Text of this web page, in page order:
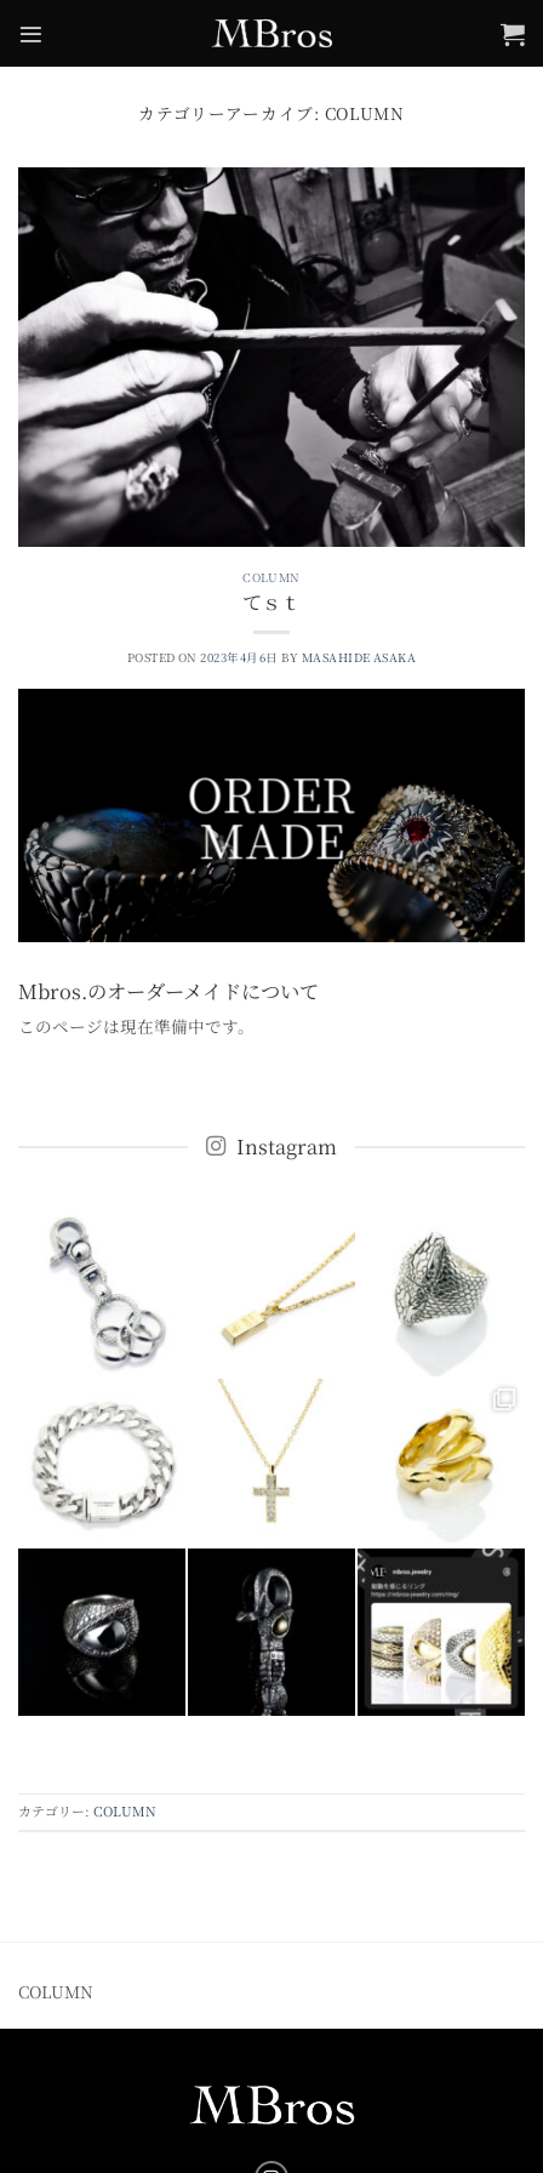
content
カテゴリーアーカイブ: COLUMN
COLUMN
てｓｔ
POSTED ON2023年4月6日 BY MASAHIDE ASAKA
ORDER
MADE
Mbros.のオーダーメイドについて
このページは現在準備中です。
Instagram
カテゴリー: COLUMN
COLUMN